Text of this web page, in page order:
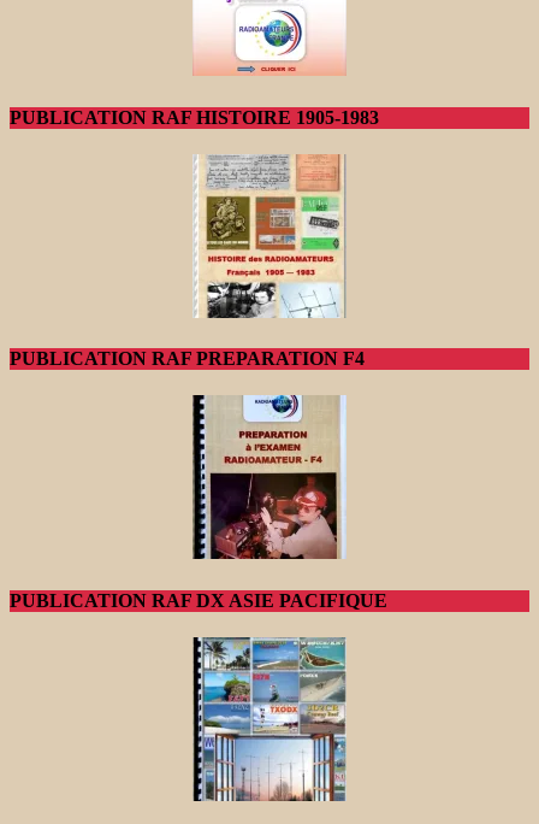
PUBLICATION RAF HISTOIRE 1905-1983
PUBLICATION RAF PREPARATION F4
PUBLICATION RAF DX ASIE PACIFIQUE